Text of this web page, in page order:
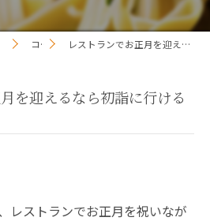
コラム レストランでお正月を迎えるなら初詣に行ける穴場スポット5選
を迎えるなら初詣に行ける
レストランでお正月を祝いなが